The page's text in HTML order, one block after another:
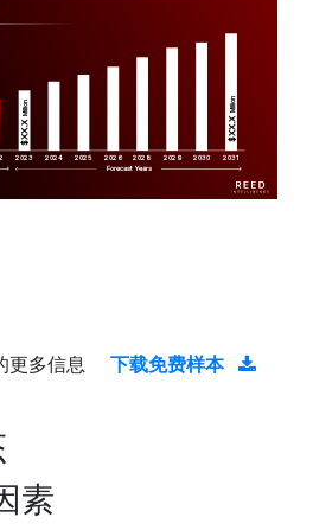
2023 2024 2025 2026 2028 2029 2030 2031
$XX.X
Million
$XX.X
Million
Forecast Years
更多信息 下载免费样本
素